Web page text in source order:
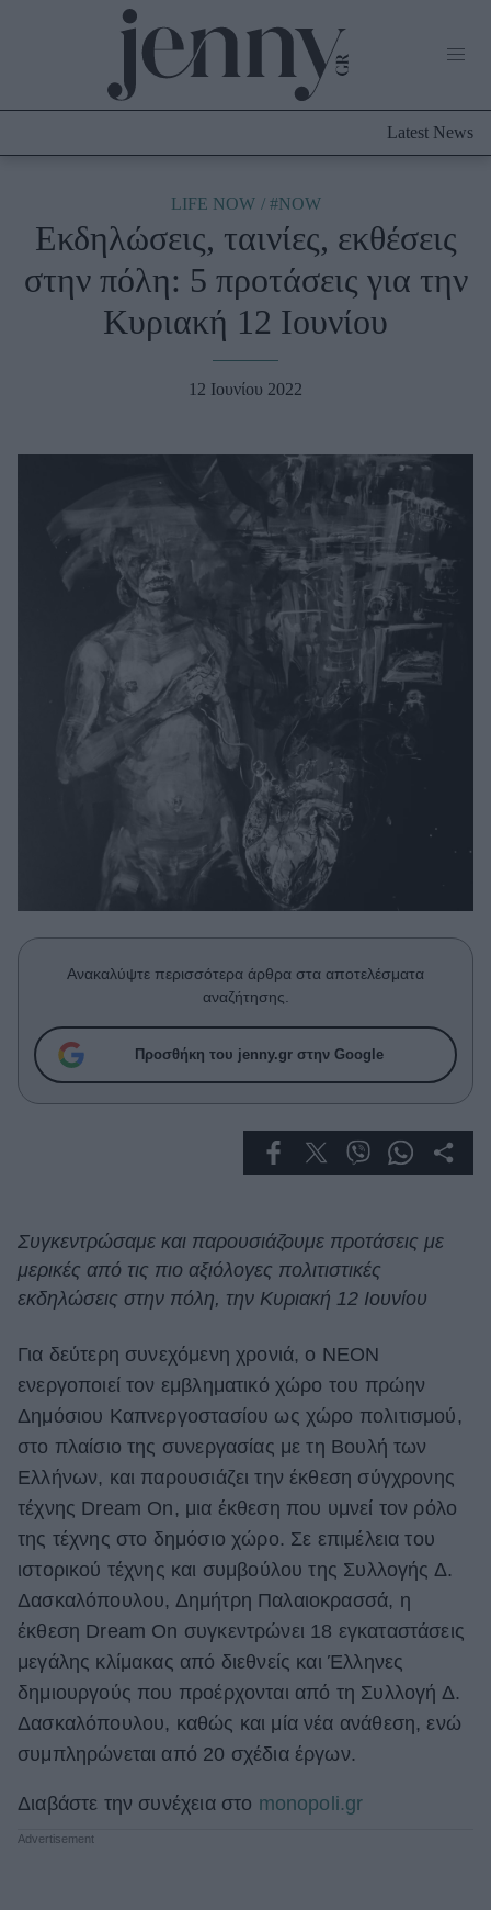
Culture
Fashion
Shopping
Beauty - Ομορφιά
Skincare
Μακιγιάζ
Beauty News
Well being
Ψυχολογία
Υγεία + Διατροφή
Woman Power
Πρόσωπα
Συνεντεύξεις
Who
True Stories
Ask the Guru
Living
Cooking
Αφιερώματα
ΒΟΞ
Χωρίς Ταμπέλες
Women's Forum
Hautes Grecians
Γάμος
Latest News
LIFE NOW #NOW
Εκδηλώσεις, ταινίες, εκθέσεις
στην πόλη: 5 προτάσεις για την
Κυριακή 12 Ιουνίου
12 Ιουνίου 2022
Ανακαλύψτε περισσότερα άρθρα στα αποτελέσματα
αναζήτησης.
Προσθήκη του jenny.gr στην Google
Συγκεντρώσαμε και παρουσιάζουμε προτάσεις με
μερικές από τις πιο αξιόλογες πολιτιστικές
εκδηλώσεις στην πόλη, την Κυριακή 12 Ιουνίου
Για δεύτερη συνεχόμενη χρονιά, ο ΝΕΟΝ
ενεργοποιεί τον εμβληματικό χώρο του πρώην
Δημόσιου Καπνεργοστασίου ως χώρο πολιτισμού,
στο πλαίσιο της συνεργασίας με τη Βουλή των
Ελλήνων, και παρουσιάζει την έκθεση σύγχρονης
τέχνης Dream On, μια έκθεση που υμνεί τον ρόλο
της τέχνης στο δημόσιο χώρο. Σε επιμέλεια του
ιστορικού τέχνης και συμβούλου της Συλλογής Δ.
Δασκαλόπουλου, Δημήτρη Παλαιοκρασσά, η
έκθεση Dream On συγκεντρώνει 18 εγκαταστάσεις
μεγάλης κλίμακας από διεθνείς και Έλληνες
δημιουργούς που προέρχονται από τη Συλλογή Δ.
Δασκαλόπουλου, καθώς και μία νέα ανάθεση, ενώ
συμπληρώνεται από 20 σχέδια έργων.
Διαβάστε την συνέχεια στο monopoli.gr